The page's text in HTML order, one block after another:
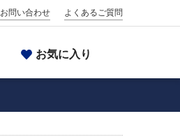
お問い合わせ よくあるご質問
お気に入り